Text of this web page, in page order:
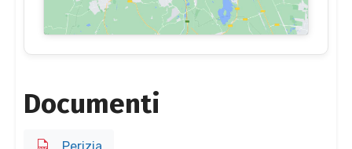
Documenti